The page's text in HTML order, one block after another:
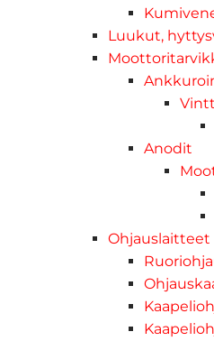
Luukut,
Anodit
Ohjauslaitteet